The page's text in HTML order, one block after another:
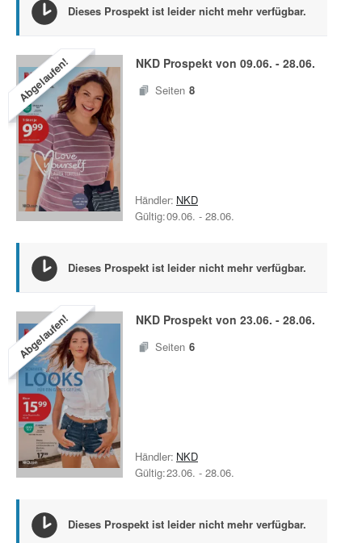
Dieses Prospekt ist leider nicht mehr verfügbar.
Abgelaufen! NKD Prospekt von 09.06. - 28.06.
Seiten 8
Gültig:09.06. - 28.06.
Händler: NKD
Dieses Prospekt ist leider nicht mehr verfügbar.
Abgelaufen! NKD Prospekt von 23.06. - 28.06.
Seiten 6
Gültig:23.06. - 28.06.
Händler: NKD
Dieses Prospekt ist leider nicht mehr verfügbar.